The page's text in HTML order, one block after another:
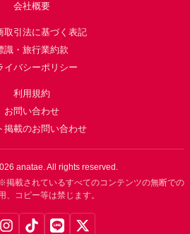
会社概要
取引法に基づく表記
識・旅行業約款
イバシーポリシー
利用規約
お問い合わせ
掲載のお問い合わせ
anatae. All rights reserved.
載されているすべてのコンテンツの無断での
、コピー等は禁じます。